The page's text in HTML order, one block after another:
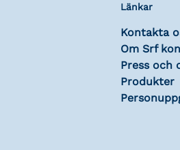
Länkar
Kontakta
Om Srf
Press och
Produkter